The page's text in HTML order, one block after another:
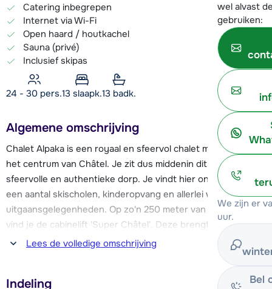
wel alvast
gebruiken:
We zijn er
uur.
Bel
Catering inbegrepen
Internet via Wi-Fi
Open haard / houtkachel
Sauna (privé)
Inclusief skipas
24 - 30 pers.13 slaapk.13 badk.
Algemene omschrijving
Chalet Alpaka is een royaal en sfeervol chalet met sauna in
het centrum van Châtel. Je zit dus middenin dit bekende,
sfeervolle en authentieke dorp. Je vindt hier onder andere
een aantal skischolen, kinderopvang en allerlei winkel- en
uitgaansgelegenheden. Op zo'n 250 meter van het chalet
vind je de cabinelift 'Super Châtel'. Deze brengt je in het
skigebied dat met name uit blauwe en rode pistes bestaat.
De "Linga" stoeltjeslift ligt iets verderop, dit gebied biedt
aansluiting op de dorpen Avoriaz en Morzine, het hart van
Les Portes du Soleil.
Lees de volledige omschrijving
Indeling